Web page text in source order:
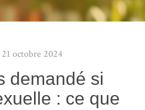
21 octobre 2024
demandé si
: ce que